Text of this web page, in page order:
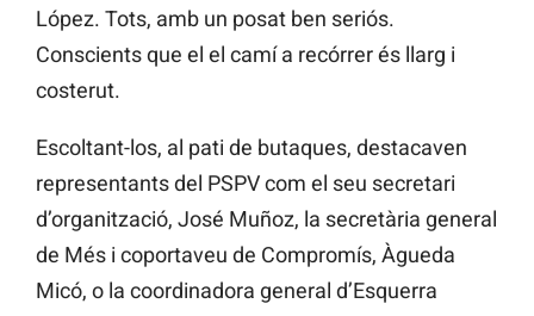
López. Tots, amb un posat ben seriós.
Conscients que el el camí a recórrer és llarg i
costerut.
Escoltant-los, al pati de butaques, destacaven
representants del PSPV com el seu secretari
d’organització, José Muñoz, la secretària general
de Més i coportaveu de Compromís, Àgueda
Micó, o la coordinadora general d’Esquerra